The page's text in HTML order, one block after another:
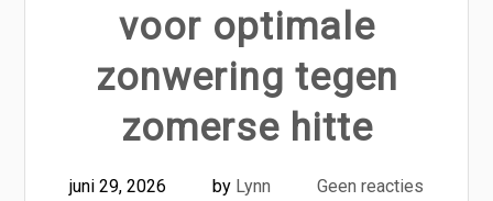
voor optimale
zonwering tegen
zomerse hitte
juni 29, 2026 by Lynn Geen reacties